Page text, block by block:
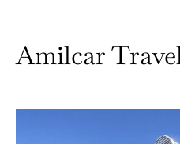
Amilcar